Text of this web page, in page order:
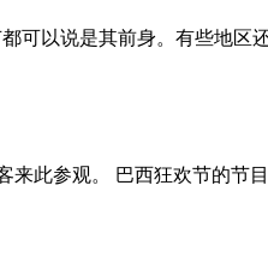
可以说是其前身。有些地区
此参观。 巴西狂欢节的节